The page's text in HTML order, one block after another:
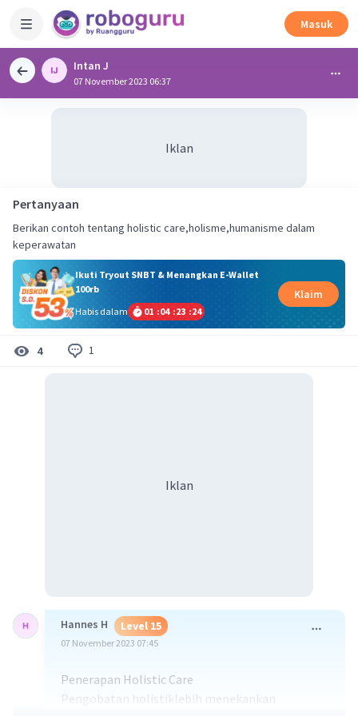
Masuk
Intan J
07 November 2023 06:37
Iklan
Pertanyaan
Berikan contoh tentang holistic care,holisme,humanisme dalam
keperawatan
Ikuti Tryout SNBT & Menangkan E-Wallet
100rb
Habis dalam
01 :04 :23 :23
Klaim
4 1
Iklan
Hannes H Level 15
07 November 2023 07:45
Penerapan Holistic Care
Pengobatan holistiklebih menekankan